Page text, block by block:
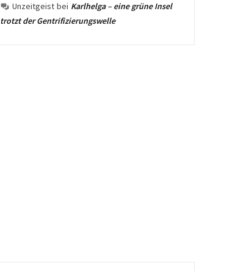
Unzeitgeist bei Karlhelga – eine grüne Insel
trotzt der Gentrifizierungswelle